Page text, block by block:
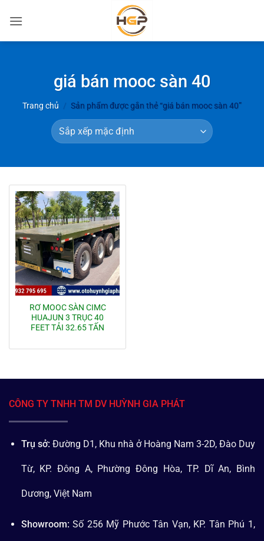
qua
giá bán mooc sàn 40
Trang chủ / Sản phẩm được gắn thẻ “giá bán mooc sàn 40”
RƠ MOOC SÀN CIMC
HUAJUN 3 TRỤC 40
FEET TẢI 32.65 TẤN
CÔNG TY TNHH TM DV HUỲNH GIA PHÁT
Trụ sở: Đường D1, Khu nhà ở Hoàng Nam 3-2D, Đào Duy
Từ, KP. Đông A, Phường Đông Hòa, TP. Dĩ An, Bình
Dương, Việt Nam
Showroom: Số 256 Mỹ Phước Tân Vạn, KP. Tân Phú 1,